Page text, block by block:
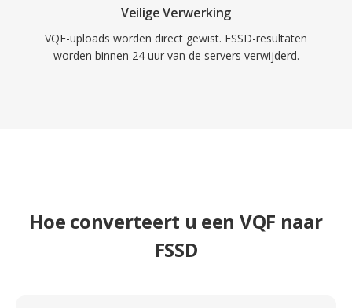
Veilige Verwerking
VQF-uploads worden direct gewist. FSSD-resultaten
worden binnen 24 uur van de servers verwijderd.
Hoe converteert u een VQF naar
FSSD